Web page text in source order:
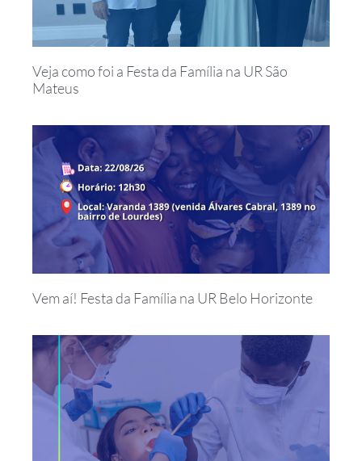
Veja como foi a Festa da Família na UR São
Mateus
Vem aí! Festa da Família na UR Belo Horizonte